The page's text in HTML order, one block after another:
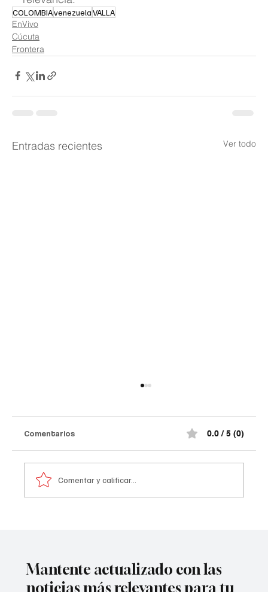
COLOMBIAvenezuelaVALLA
EnVivo
Cúcuta
Frontera
Entradas recientes Ver todo
Comentarios 0.0 / 5 (0)
Comentar y calificar...
Mantente actualizado con las
noticias más relevantes para tu